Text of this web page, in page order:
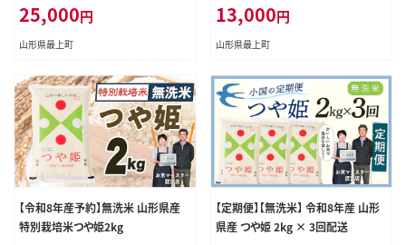
25,000円
山形県最上町
13,000円
山形県最上町
【令和8年産予約】無洗米 山形県産
特別栽培米つや姫2kg
【定期便】【無洗米】 令和8年産 山形
県産 つや姫 2kg × 3回配送